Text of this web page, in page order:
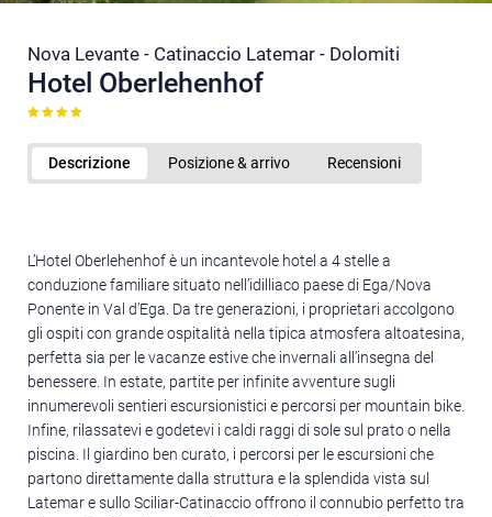
Nova Levante - Catinaccio Latemar - Dolomiti
Hotel Oberlehenhof
Descrizione Posizione & arrivo Recensioni
L’Hotel Oberlehenhof è un incantevole hotel a 4 stelle a
conduzione familiare situato nell’idilliaco paese di Ega/Nova
Ponente in Val d’Ega. Da tre generazioni, i proprietari accolgono
gli ospiti con grande ospitalità nella tipica atmosfera altoatesina,
perfetta sia per le vacanze estive che invernali all’insegna del
benessere. In estate, partite per infinite avventure sugli
innumerevoli sentieri escursionistici e percorsi per mountain bike.
Infine, rilassatevi e godetevi i caldi raggi di sole sul prato o nella
piscina. Il giardino ben curato, i percorsi per le escursioni che
partono direttamente dalla struttura e la splendida vista sul
Latemar e sullo Sciliar-Catinaccio offrono il connubio perfetto tra